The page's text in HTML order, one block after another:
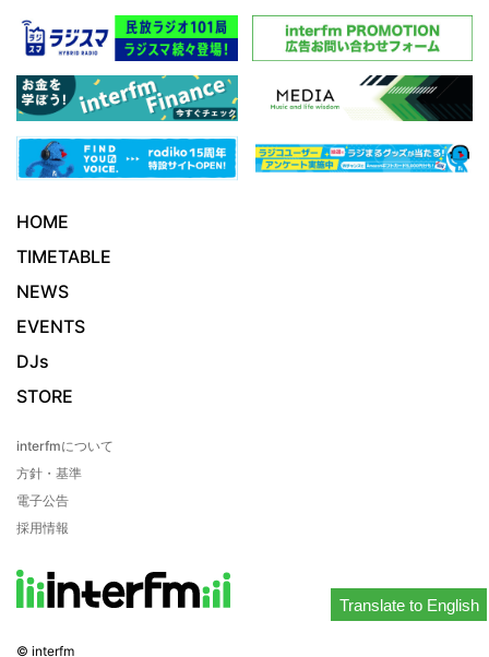
Translate to English
HOME
TIMETABLE
NEWS
EVENTS
DJs
STORE
interfmについて
方針・基準
電子公告
採用情報
© interfm